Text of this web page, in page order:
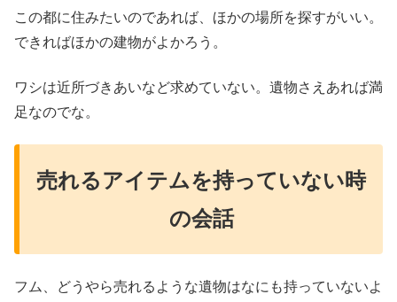
この都に住みたいのであれば、ほかの場所を探すがいい。
できればほかの建物がよかろう。
ワシは近所づきあいなど求めていない。遺物さえあれば満
足なのでな。
売れるアイテムを持っていない時
の会話
フム、どうやら売れるような遺物はなにも持っていないよ